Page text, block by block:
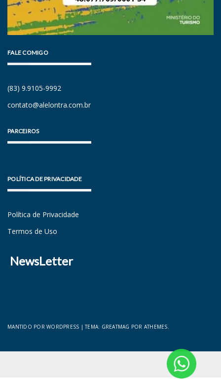
FALE COMIGO
(83) 9.9105-9992
contato@alelontra.com.br
PARCEIROS
POLÍTICA DE PRIVACIDADE
Política de Privacidade
Termos de Uso
NewsLetter
MANTIDO POR WORDPRESS |TEMA: GREATMAG POR ATHEMES.